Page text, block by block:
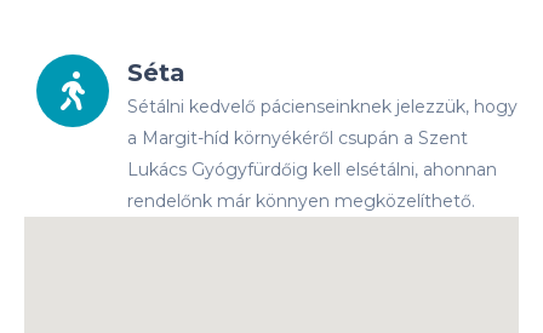
Séta
Sétálni kedvelő pácienseinknek jelezzük, hogy
a Margit-híd környékéről csupán a Szent
Lukács Gyógyfürdőig kell elsétálni, ahonnan
rendelőnk már könnyen megközelíthető.